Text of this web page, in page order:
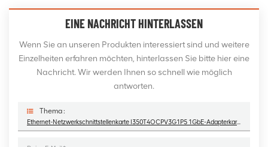
EINE NACHRICHT HINTERLASSEN
Wenn Sie an unseren Produkten interessiert sind und weitere
Einzelheiten erfahren möchten, hinterlassen Sie bitte hier eine
Nachricht. Wir werden Ihnen so schnell wie möglich
antworten.
Thema :
Ethernet-Netzwerkschnittstellenkarte I350T4OCPV3G1P5 1GbE-Adapterkarte